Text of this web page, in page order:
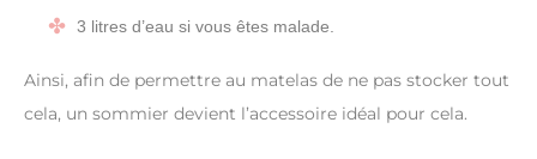
3 litres d’eau si vous êtes malade.
Ainsi, afin de permettre au matelas de ne pas stocker tout
cela, un sommier devient l’accessoire idéal pour cela.